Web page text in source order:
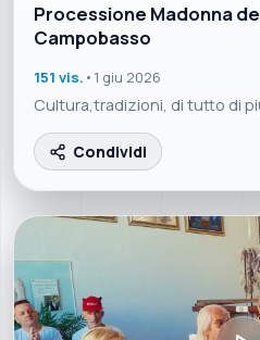
Processione Madonna
Campobasso
151 vis. • 1 giu 2026
Cultura,tradizioni, di tutto di
Condividi